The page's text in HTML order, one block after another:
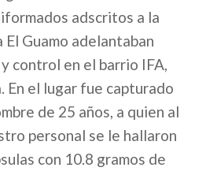
adscritos a la
Guamo adelantaban
control en el barrio IFA,
En el lugar fue capturado
de 25 años, a quien al
personal se le hallaron
con 10.8 gramos de